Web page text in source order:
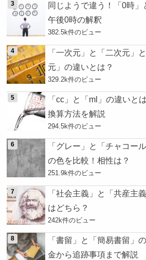
同じようで違う！「0時」
午後0時の解釈
382.5k件のビュー
「一次元」と「二次元」
元」の違いとは？
329.2k件のビュー
「cc」と「ml」の違いと
換算方法を解説
294.5k件のビュー
「グレー」と「チャコー
の色を比較！相性は？
251.9k件のビュー
「社会主義」と「共産主
はどちら？
242k件のビュー
「書留」と「簡易書留」
金から追跡事項まで解説